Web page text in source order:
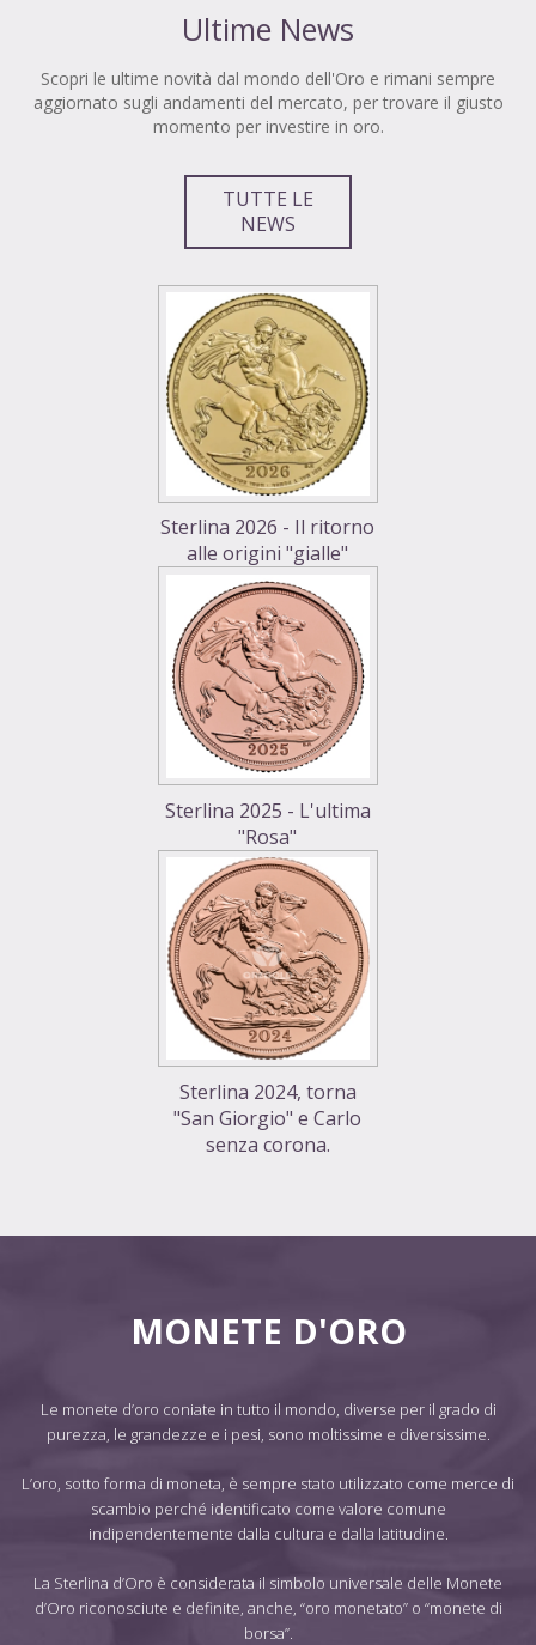
Ultime News
Scopri le ultime novità dal mondo dell'Oro e rimani sempre
aggiornato sugli andamenti del mercato, per trovare il giusto
momento per investire in oro.
TUTTE LE
NEWS
Sterlina 2026 - Il ritorno
alle origini "gialle"
Sterlina 2025 - L'ultima
"Rosa"
Sterlina 2024, torna
"San Giorgio" e Carlo
senza corona.
MONETE D'ORO
Le monete d’oro coniate in tutto il mondo, diverse per il grado di
purezza, le grandezze e i pesi, sono moltissime e diversissime.
L’oro, sotto forma di moneta, è sempre stato utilizzato come merce di
scambio perché identificato come valore comune
indipendentemente dalla cultura e dalla latitudine.
La Sterlina d’Oro è considerata il simbolo universale delle Monete
d’Oro riconosciute e definite, anche, “oro monetato” o “monete di
borsa”.